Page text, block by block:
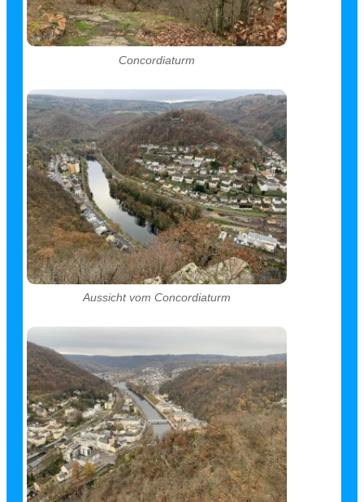
Concordiaturm
Aussicht vom Concordiaturm